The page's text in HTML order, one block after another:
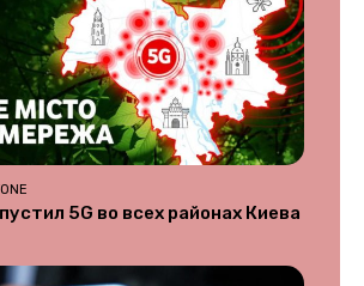
5G во всех районах Киева